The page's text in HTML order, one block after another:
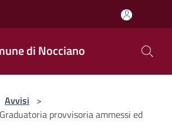
di Nocciano
Avvisi >
provvisoria ammessi ed